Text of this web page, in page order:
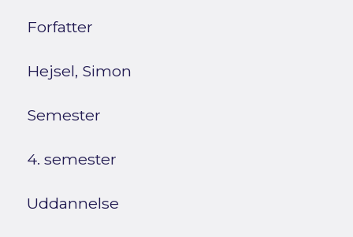
Forfatter
Hejsel, Simon
Semester
4. semester
Uddannelse